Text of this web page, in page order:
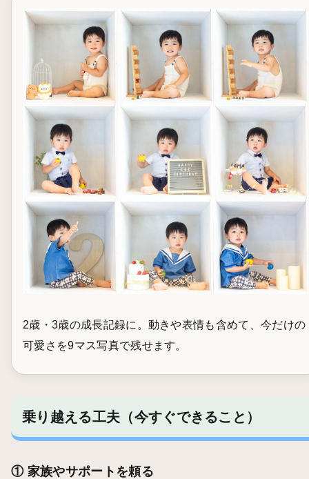
2歳・3歳の成長記録に。動きや表情も含めて、今だけの
可愛さを9マス写真で残せます。
乗り越える工夫（今すぐできること）
① 家族やサポートを頼る